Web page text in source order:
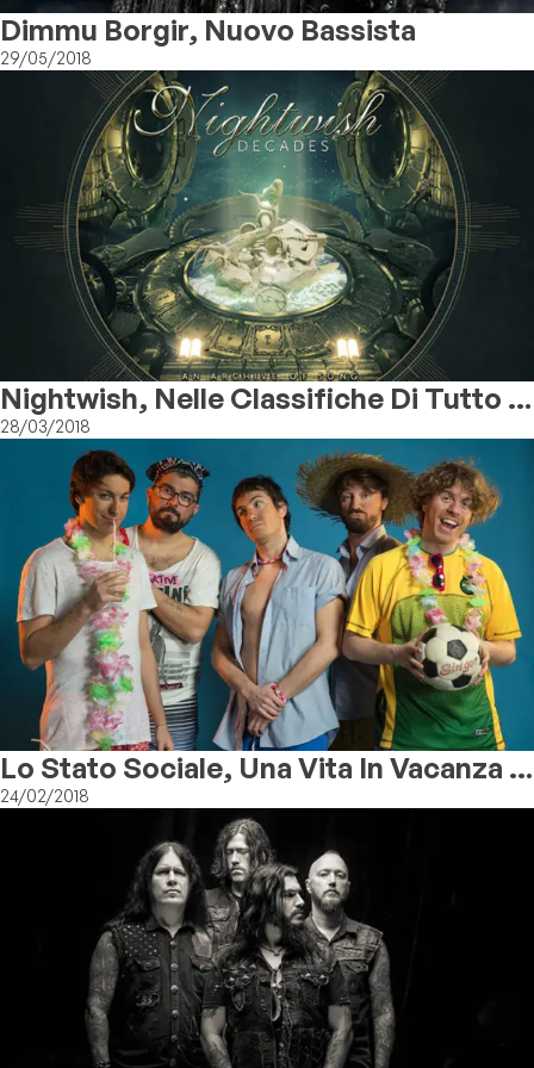
Dimmu Borgir, Nuovo Bassista
29/05/2018
Nightwish, Nelle Classifiche Di Tutto Il
Mondo Con “Decades”!
28/03/2018
Lo Stato Sociale, Una Vita In Vacanza È
Al #1 In Classifica
24/02/2018